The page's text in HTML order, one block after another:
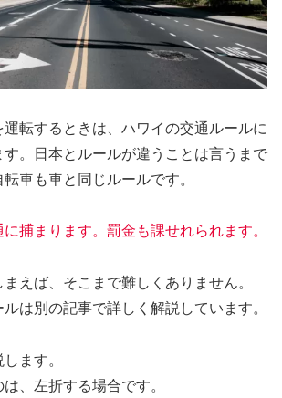
転するときは、ハワイの交通ルールに
。日本とルールが違うことは言うまで
車も車と同じルールです。
捕まります。罰金も課せれられます。
えば、そこまで難しくありません。
は別の記事で詳しく解説しています。
ます。
、左折する場合です。